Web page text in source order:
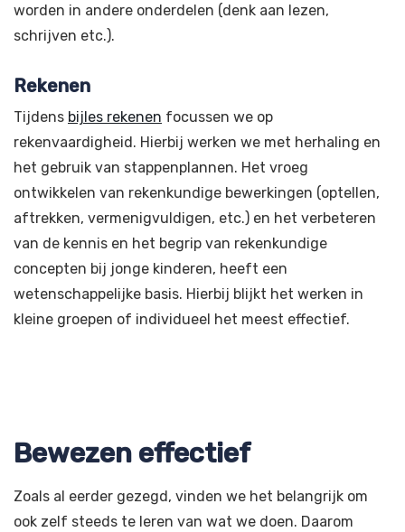
worden in andere onderdelen (denk aan lezen,
schrijven etc.).
Rekenen
Tijdens bijles rekenen focussen we op
rekenvaardigheid. Hierbij werken we met herhaling en
het gebruik van stappenplannen. Het vroeg
ontwikkelen van rekenkundige bewerkingen (optellen,
aftrekken, vermenigvuldigen, etc.) en het verbeteren
van de kennis en het begrip van rekenkundige
concepten bij jonge kinderen, heeft een
wetenschappelijke basis. Hierbij blijkt het werken in
kleine groepen of individueel het meest effectief.
Bewezen effectief
Zoals al eerder gezegd, vinden we het belangrijk om
ook zelf steeds te leren van wat we doen. Daarom